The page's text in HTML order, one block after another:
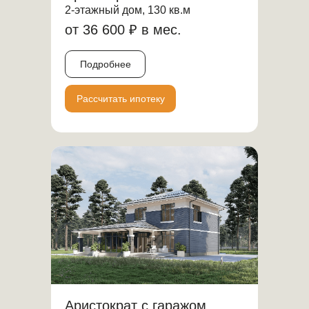
2-этажный дом, 130 кв.м
Рассчитать ипотеку
Подробнее
Аристократ с гаражом
от 36 600 ₽ в мес.